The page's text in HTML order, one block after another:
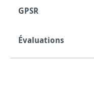
GPSR
Évaluations